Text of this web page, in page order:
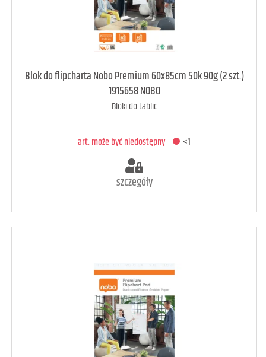
art. może być niedostępny <1
Blok do flipcharta Nobo Premium 60x85cm 50k 90g (2 szt.)
1915658 NOBO
Bloki do tablic
art. może być niedostępny <1
szczegóły